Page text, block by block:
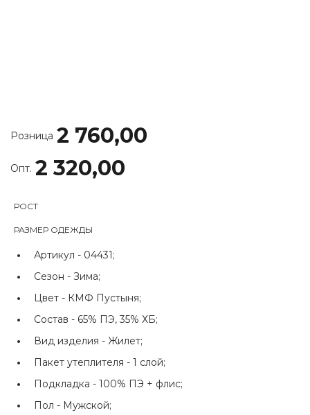
Розница 2 760,00
Опт. 2 320,00
РОСТ
РАЗМЕР ОДЕЖДЫ
Артикул - 04431;
Сезон - Зима;
Цвет - КМФ Пустыня;
Состав - 65% ПЭ, 35% ХБ;
Вид изделия - Жилет;
Пакет утеплителя - 1 слой;
Подкладка - 100% ПЭ + флис;
Пол - Мужской;